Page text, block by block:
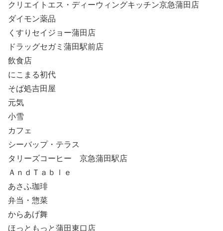
クリエイトエス・ディーウィングキッチン京急蒲田店
ダイモン薬品
くすりセイジョー蒲田店
ドラッグセガミ蒲田駅前店
飲食店
にこまる初代
そば処吉田屋
元気
小雪
カフェ
シーバップ・テラス
タリーズコーヒー 京急蒲田駅店
ＡｎｄＴａｂｌｅ
あさふ珈琲
弁当・惣菜
からあげ舞
ほっともっと蒲田東口店